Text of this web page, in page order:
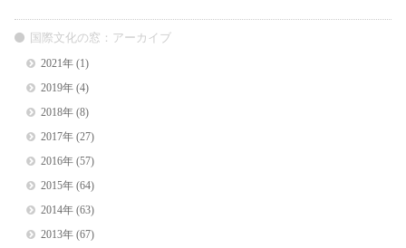
国際文化の窓：アーカイブ
2021年(1)
2019年(4)
2018年(8)
2017年(27)
2016年(57)
2015年(64)
2014年(63)
2013年(67)